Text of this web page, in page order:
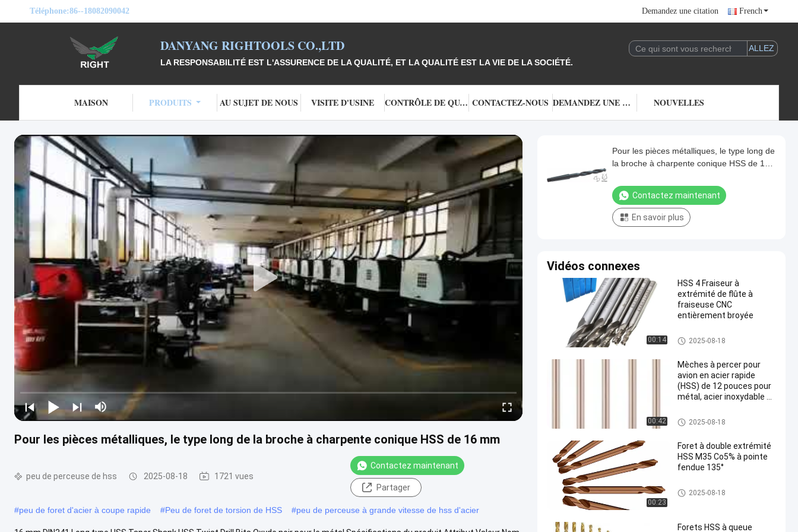
Téléphone:86--18082090042 Demandez une citation French
DANYANG RIGHTOOLS CO.,LTD
LA RESPONSABILITÉ EST L'ASSURENCE DE LA QUALITÉ, ET LA QUALITÉ EST LA VIE DE LA SOCIÉTÉ.
MAISON PRODUITS AU SUJET DE NOUS VISITE D'USINE CONTRÔLE DE QUALITÉ CONTACTEZ-NOUS DEMANDEZ UNE CITATION NOUVELLES
Pour les pièces métalliques, le type long de la broche à charpente conique HSS de 16 mm
peu de perceuse de hss 2025-08-18 1721 vues
Contactez maintenant
Partager
#peu de foret d'acier à coupe rapide #Peu de foret de torsion de HSS #peu de perceuse à grande vitesse de hss d'acier
Pour les pièces métalliques, le type long de
la broche à charpente conique HSS de 16
Contactez maintenant
En savoir plus
Vidéos connexes
00:14
HSS 4 Fraiseur à
extrémité de flûte à
fraiseuse CNC
entièrement broyée
peu de perceuse de hss
2025-08-18
00:42
Mèches à percer pour
avion en acier rapide
(HSS) de 12 pouces pour
métal, acier inoxydable et
peu de perceuse de hss
2025-08-18
00:23
Foret à double extrémité
HSS M35 Co5% à pointe
fendue 135°
peu de perceuse de hss
2025-08-18
Forets HSS à queue